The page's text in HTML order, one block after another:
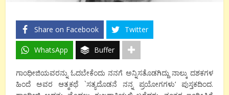
Share on Facebook Twitter
WhatsApp Buffer
ಗಾಂಧೀಜಿಯವರನ್ನು ಓದಬೇಕೆಂದು ನನಗೆ ಅನ್ನಿಸತೊಡಗಿದ್ದು ನಾಲ್ಕು ದಶಕಗಳ
ಹಿಂದೆ ಅವರ ಆತ್ಮಕಥೆ `ಸತ್ಯದೊಡನೆ ನನ್ನ ಪ್ರಯೋಗಗಳು’ ಪುಸ್ತಕದಿಂದ.